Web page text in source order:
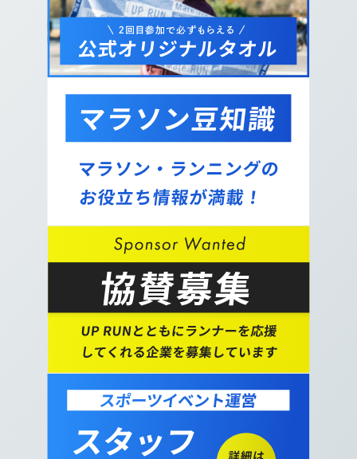
鶴見川の河川敷沿いをまっすぐ進みます。右手側